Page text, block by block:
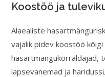
Koostöö ja
Alaealiste
vajalik pidev koostöö
hasartmängukorraldajad,
lapsevanemad ja